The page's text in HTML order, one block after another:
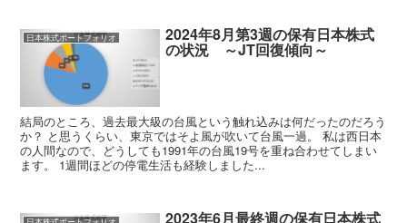
日本株式ポートフォリオ 2024年8月第3週の保有日本株式
の状況 ～JT回復傾向～
結局のところ、過去最大級の台風という触れ込みは何だったのだろう
か？ と思うくらい、東京ではそよ風が吹いて台風一過。 私は西日本
の人間なので、どうしても1991年の台風19号を重ね合わせてしまい
ます。 1週間ほどの停電生活も経験しました...
2023年6月最終週の保有日本株式